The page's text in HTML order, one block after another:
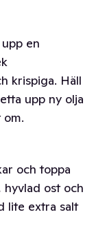
en
krispiga. Häll
upp ny olja
och toppa
ost och
lite extra salt